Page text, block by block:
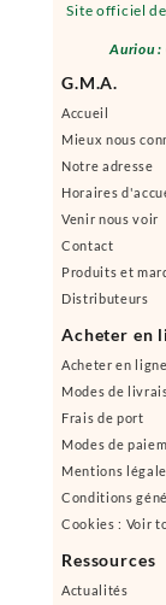
Site officiel
Auriou
G.M.A.
Accueil
Mieux nous
Notre adresse
Horaires
Venir nous voir
Contact
Produits et
Distributeurs
Acheter en
Acheter en ligne
Modes de
Frais de port
Modes de
Mentions
Conditions
Cookies : Voir
Ressources
Actualités